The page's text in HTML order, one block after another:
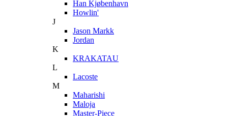
Han Kjøbenhavn
Howlin'
J
Jason Markk
Jordan
K
KRAKATAU
L
Lacoste
M
Maharishi
Maloja
Master-Piece